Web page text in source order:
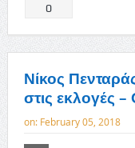
0
Νίκος
στις εκλογές
on: February 05, 2018